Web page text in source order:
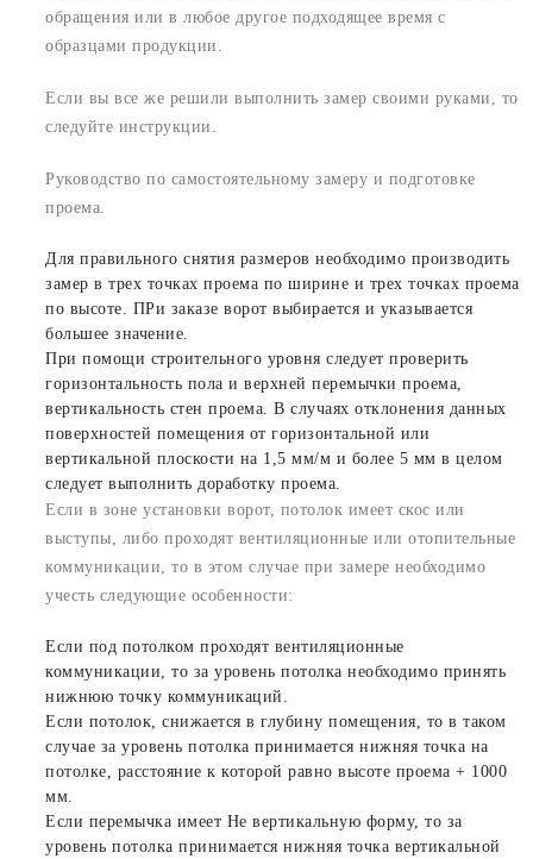
обращения или в любое другое подходящее время с
образцами продукции.
Если вы все же решили выполнить замер своими руками, то
следуйте инструкции.
Руководство по самостоятельному замеру и подготовке
проема.
Для правильного снятия размеров необходимо производить
замер в трех точках проема по ширине и трех точках проема
по высоте. ПРи заказе ворот выбирается и указывается
большее значение.
При помощи строительного уровня следует проверить
горизонтальность пола и верхней перемычки проема,
вертикальность стен проема. В случаях отклонения данных
поверхностей помещения от горизонтальной или
вертикальной плоскости на 1,5 мм/м и более 5 мм в целом
следует выполнить доработку проема.
Если в зоне установки ворот, потолок имеет скос или
выступы, либо проходят вентиляционные или отопительные
коммуникации, то в этом случае при замере необходимо
учесть следующие особенности:
Если под потолком проходят вентиляционные
коммуникации, то за уровень потолка необходимо принять
нижнюю точку коммуникаций.
Если потолок, снижается в глубину помещения, то в таком
случае за уровень потолка принимается нижняя точка на
потолке, расстояние к которой равно высоте проема + 1000
мм.
Если перемычка имеет Не вертикальную форму, то за
уровень потолка принимается нижняя точка вертикальной